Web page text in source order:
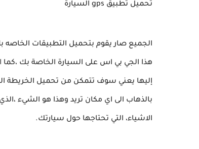
تحميل تطبيق gps السيارة
هذا الجي بي اس على السيارة الخاصة بك ،كما
إليها يعني سوف تتمكن من تحميل الخريطة
بالذهاب الى اي مكان تريد وهذا هو الشيء
الاشياء، التي تحتاجها حول سيارتك.